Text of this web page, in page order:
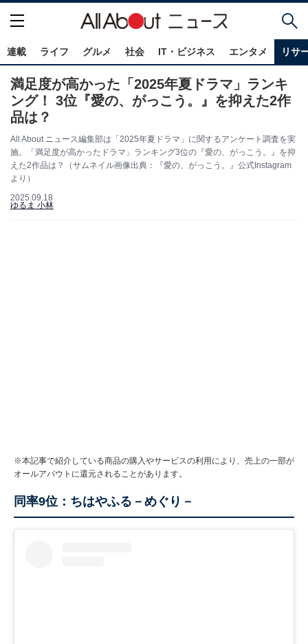
連載 ライフ グルメ 社会 IT・ビジネス エンタメ リサ
満足度が高かった「2025年夏ドラマ」ランキ
ング！ 3位『愛の、がっこう。』を抑えた2作
品は？
All About ニュース編集部は「2025年夏ドラマ」に関するアンケート調査を実
施。「満足度が高かったドラマ」ランキング3位の『愛の、がっこう。』を抑
えた2作品は？（サムネイル画像出典：『愛の、がっこう。』公式Instagram
より）
2025.09.18
ゆるま 小林
※本記事で紹介している商品の購入やサービスの利用により、売上の一部が
オールアバウトに還元されることがあります。
同率9位：ちはやふる－めぐり－